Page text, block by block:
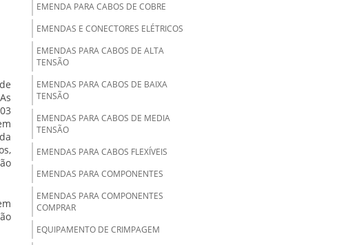
EMENDA PARA CABOS DE COBRE
EMENDAS E CONECTORES ELÉTRICOS
EMENDAS PARA CABOS DE ALTA
TENSÃO
EMENDAS PARA CABOS DE BAIXA
TENSÃO
EMENDAS PARA CABOS DE MEDIA
TENSÃO
EMENDAS PARA CABOS FLEXÍVEIS
EMENDAS PARA COMPONENTES
EMENDAS PARA COMPONENTES
COMPRAR
EQUIPAMENTO DE CRIMPAGEM